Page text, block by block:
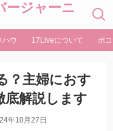
ージャーニ
ハウ 17Liveについて ポ
？主婦におす
解説します
年10月27日